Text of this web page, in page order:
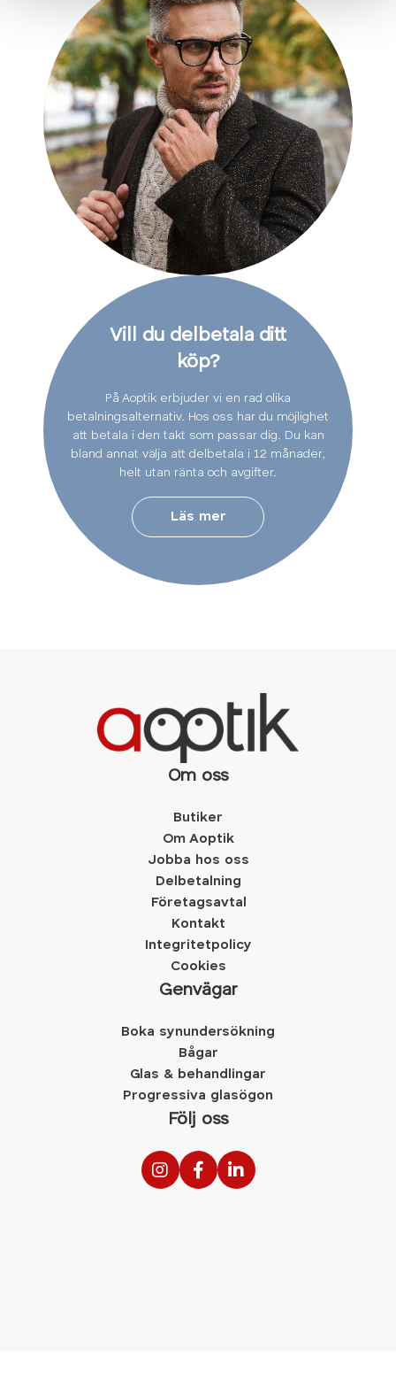
Vill du delbetala ditt
köp?
På Aoptik erbjuder vi en rad olika
betalningsalternativ. Hos oss har du möjlighet
att betala i den takt som passar dig. Du kan
bland annat välja att delbetala i 12 månader,
helt utan ränta och avgifter.
Läs mer
Om oss
Butiker
Om Aoptik
Jobba hos oss
Delbetalning
Företagsavtal
Kontakt
Integritetpolicy
Cookies
Genvägar
Boka synundersökning
Bågar
Glas & behandlingar
Progressiva glasögon
Följ oss